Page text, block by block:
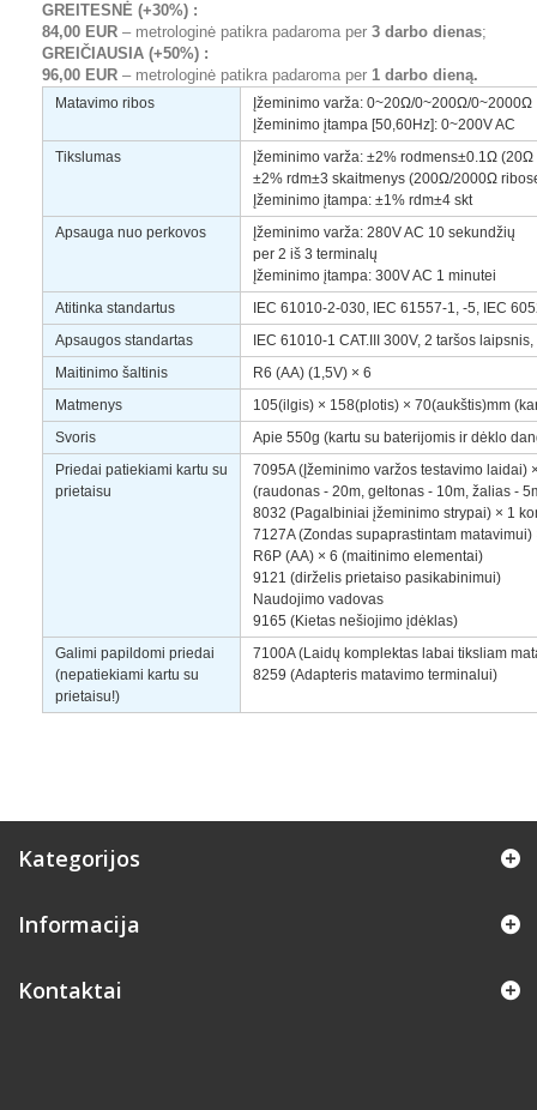
GREITESNĖ (+30%) :
84,00 EUR – metrologinė patikra padaroma per 3 darbo dienas;
GREIČIAUSIA (+50%) :
96,00 EUR – metrologinė patikra padaroma per 1 darbo dieną.
Matavimo ribos
Įžeminimo varža: 0~20Ω/0~200Ω/0~2000Ω
Įžeminimo įtampa [50,60Hz]: 0~200V AC
Tikslumas
Įžeminimo varža: ±2% rodmens±0.1Ω (20Ω
±2% rdm±3 skaitmenys (200Ω/2000Ω
Įžeminimo įtampa: ±1% rdm±4 skt
Apsauga nuo perkovos
Įžeminimo varža: 280V AC 10 sekundžių
per 2 iš 3 terminalų
Įžeminimo įtampa: 300V AC 1 minutei
Atitinka standartus
IEC 61010-2-030, IEC 61557-1, -5, IEC
Apsaugos standartas
IEC 61010-1 CAT.III 300V, 2 taršos
Maitinimo šaltinis
R6 (AA) (1,5V) × 6
Matmenys
105(ilgis) × 158(plotis) × 70(aukštis)mm
Svoris
Apie 550g (kartu su baterijomis ir dėklo
Priedai patiekiami kartu su
prietaisu
7095A (Įžeminimo varžos testavimo laidai)
(raudonas - 20m, geltonas - 10m, žalias -
8032 (Pagalbiniai įžeminimo strypai) × 1
7127A (Zondas supaprastintam matavimui)
R6P (AA) × 6 (maitinimo elementai)
9121 (dirželis prietaiso pasikabinimui)
Naudojimo vadovas
9165 (Kietas nešiojimo įdėklas)
Galimi papildomi priedai
(nepatiekiami kartu su
prietaisu!)
7100A (Laidų komplektas labai tiksliam
8259 (Adapteris matavimo terminalui)
Kategorijos
Informacija
Kontaktai